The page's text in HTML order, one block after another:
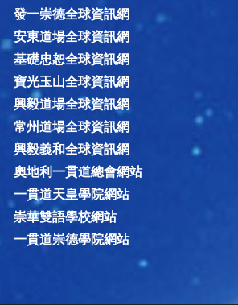
發一崇德全球資訊網
安東道場全球資訊網
基礎忠恕全球資訊網
寶光玉山全球資訊網
興毅道場全球資訊網
常州道場全球資訊網
興毅義和全球資訊網
奧地利一貫道總會網站
一貫道天皇學院網站
崇華雙語學校網站
一貫道崇德學院網站